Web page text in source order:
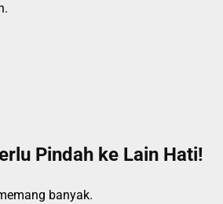
Pindah ke Lain Hati!
banyak.